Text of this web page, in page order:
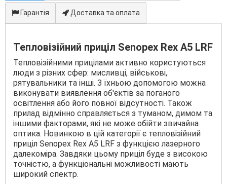
Гарантія Доставка та оплата
Тепловізійний приціл Senopex Rex A5 LRF
Тепловізійними прицілами активно користуються
люди з різних сфер: мисливці, військові,
рятувальники та інші. З їхньою допомогою можна
виконувати виявлення об'єктів за поганого
освітлення або його повної відсутності. Також
прилад відмінно справляється з туманом, димом та
іншими факторами, які не може обійти звичайна
оптика. Новинкою в цій категорії є тепловізійний
приціл Senopex Rex A5 LRF з функцією лазерного
далекоміра. Завдяки цьому приціл буде з високою
точністю, а функціональні можливості мають
широкий спектр.